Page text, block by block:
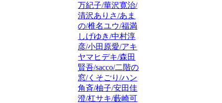
万紀子/華沢寛治/
清沢ありさ/あま
の/椎名ユウ/福満
しげゆき/中村淳
彦/小田原愛/アキ
ヤマヒデキ/森田
賢吾/sacco/二階の
窓/くそごり/ハン
角斉/柚子/安田佳
澄/杠サキ/藪崎可